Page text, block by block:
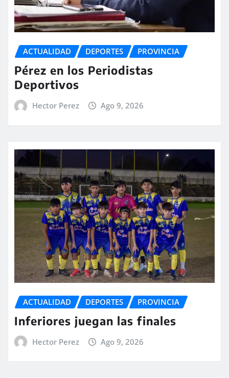
ACTUALIDAD DEPORTES PROVINCIA
Pérez en los Periodistas
Deportivos
Hector Perez Ago 9, 2026
ACTUALIDAD DEPORTES PROVINCIA
Inferiores juegan las finales
Hector Perez Ago 9, 2026